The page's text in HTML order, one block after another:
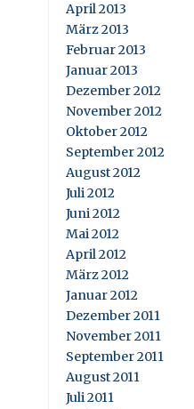
April 2013
März 2013
Februar 2013
Januar 2013
Dezember 2012
November 2012
Oktober 2012
September 2012
August 2012
Juli 2012
Juni 2012
Mai 2012
April 2012
März 2012
Januar 2012
Dezember 2011
November 2011
September 2011
August 2011
Juli 2011